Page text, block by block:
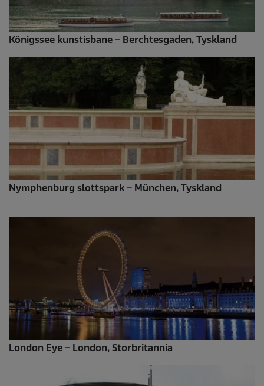
Königssee kunstisbane – Berchtesgaden, Tyskland
Nymphenburg slottspark – München, Tyskland
London Eye – London, Storbritannia